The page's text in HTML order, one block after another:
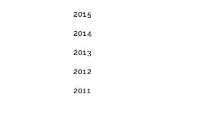
2015
2014
2013
2012
2011